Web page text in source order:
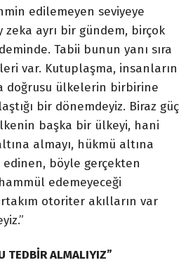
edilemeyen seviyeye
zeka ayrı bir gündem, birçok
Tabii bunun yanı sıra
var. Kutuplaşma, insanların
doğrusu ülkelerin birbirine
bir dönemdeyiz. Biraz güç
başka bir ülkeyi, hani
almayı, hükmü altına
böyle gerçekten
edemeyeceği
otoriter akılların var
TEDBİR ALMALIYIZ”